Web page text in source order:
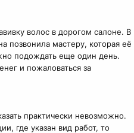
волос в дорогом салоне. В
позвонила мастеру, которая её
подождать еще один день.
и пожаловаться за
практически невозможно.
где указан вид работ, то